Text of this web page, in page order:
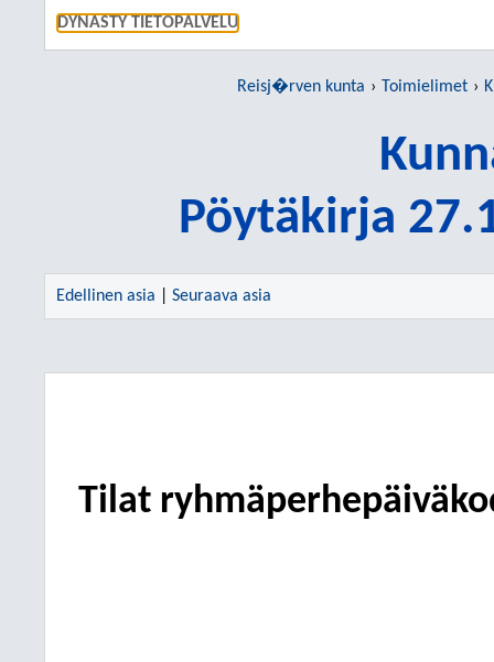
DYNASTY TIETOPALVELU
Reisj�rven kunta Toimielimet
Pöytäkirja
Edellinen asia Seuraava asia
Tilat